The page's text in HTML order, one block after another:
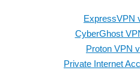
ExpressVPN
CyberGhost
Proton VPN
Private Internet